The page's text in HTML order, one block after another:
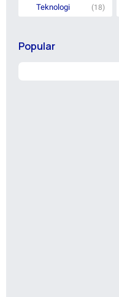
Teknologi (18)
Popular